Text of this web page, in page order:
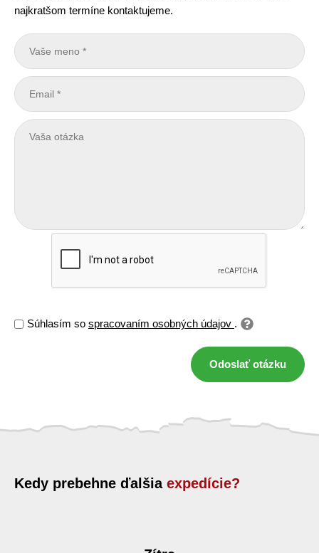
najkratšom termíne kontaktujeme.
Súhlasím so spracovaním osobných údajov .
Odoslať otázku
Kedy prebehne ďalšia expedície?